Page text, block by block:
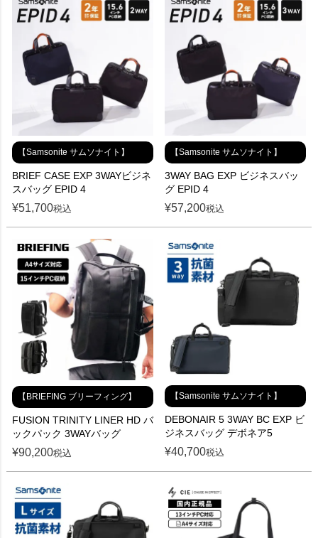
【Samsonite サムソナイト】
BRIEF CASE EXP 3WAYビジネ
スバッグ EPID 4
¥51,700税込
【Samsonite サムソナイト】
3WAY BAG EXP ビジネスバッ
グ EPID 4
¥57,200税込
【BRIEFING ブリーフィング】
FUSION TRINITY LINER HD バ
ックパック 3WAYバッグ
¥90,200税込
【Samsonite サムソナイト】
DEBONAIR 5 3WAY BC EXP ビ
ジネスバッグ デボネア5
¥40,700税込